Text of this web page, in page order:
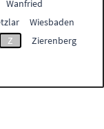
Wanfried
Wiesbaden
Z
Zierenberg